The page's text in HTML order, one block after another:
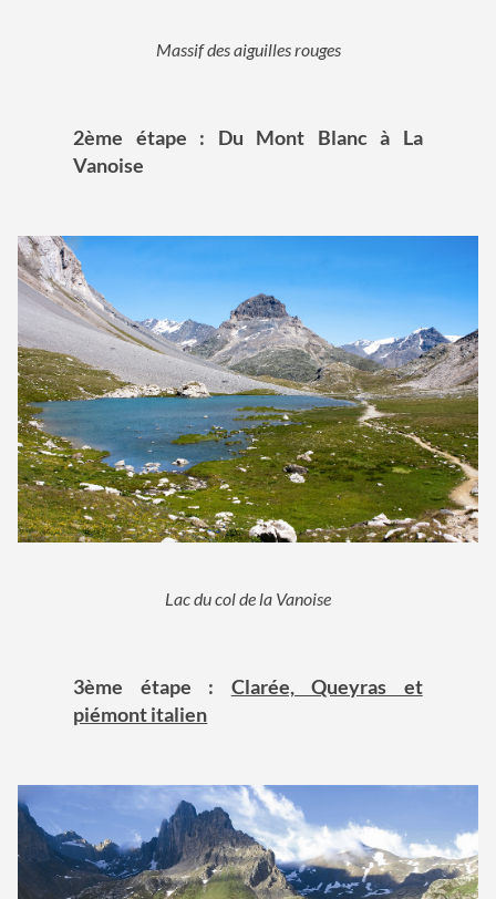
Massif des aiguilles rouges
2ème étape : Du Mont Blanc à La
Vanoise
Lac du col de la Vanoise
3ème étape : Clarée, Queyras et
piémont italien